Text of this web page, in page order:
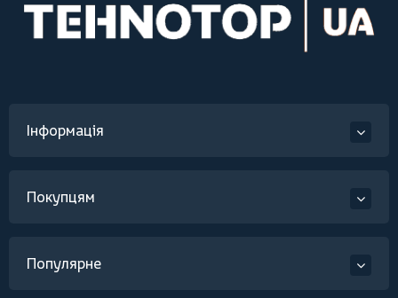
Інформація
Покупцям
Популярне